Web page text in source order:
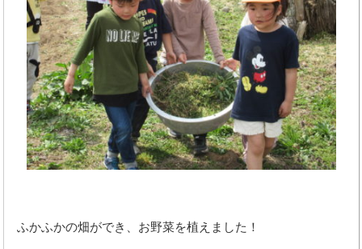
ふかふかの畑ができ、お野菜を植えました！